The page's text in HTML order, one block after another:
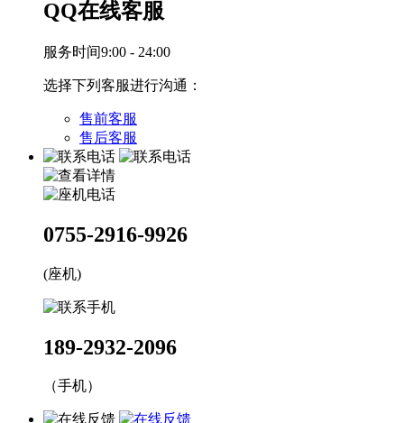
QQ在线客服
服务时间9:00 - 24:00
选择下列客服进行沟通：
售前客服
售后客服
0755-2916-9926
(座机)
189-2932-2096
（手机）